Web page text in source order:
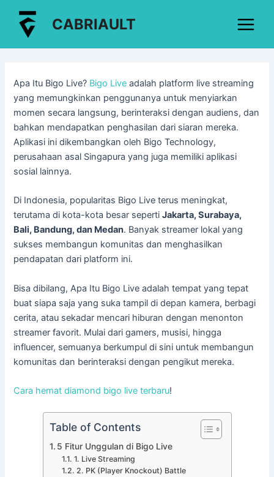
konten
CABRIAULT
Menu
Apa Itu Bigo Live? Bigo Live adalah platform live streaming
yang memungkinkan penggunanya untuk menyiarkan
momen secara langsung, berinteraksi dengan audiens, dan
bahkan mendapatkan penghasilan dari siaran mereka.
Aplikasi ini dikembangkan oleh Bigo Technology,
perusahaan asal Singapura yang juga memiliki aplikasi
sosial lainnya.
Di Indonesia, popularitas Bigo Live terus meningkat,
terutama di kota-kota besar sepertiJakarta, Surabaya,
Bali, Bandung, dan Medan. Banyak streamer lokal yang
sukses membangun komunitas dan menghasilkan
pendapatan dari platform ini.
Bisa dibilang, Apa Itu Bigo Live adalah tempat yang tepat
buat siapa saja yang suka tampil di depan kamera, berbagi
cerita, atau sekadar mencari hiburan dengan menonton
streamer favorit. Mulai dari gamers, musisi, hingga
influencer, semuanya berkumpul di sini untuk membangun
komunitas dan berinteraksi dengan pengikut mereka.
Cara hemat diamond bigo live terbaru!
Table of Contents
5 Fitur Unggulan di Bigo Live
1. Live Streaming
2. PK (Player Knockout) Battle
navigation